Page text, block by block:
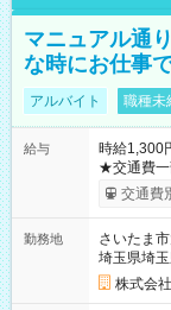
マニュアル通
な時にお仕事
アルバイト 職種未
給与
時給1,300
★交通費一部支給 時給1,300円～ ※試
※勤務回
り！】 希
例】 ・河
×8時間＝
円の場合
円（役割手
交通費
勤務地
さいたま
埼玉県埼
株式会